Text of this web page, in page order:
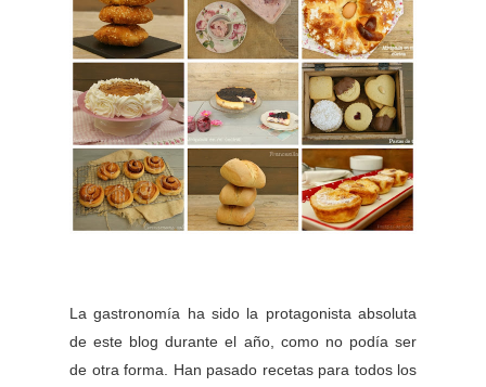
La gastronomía ha sido la protagonista absoluta
de este blog durante el año, como no podía ser
de otra forma. Han pasado recetas para todos los